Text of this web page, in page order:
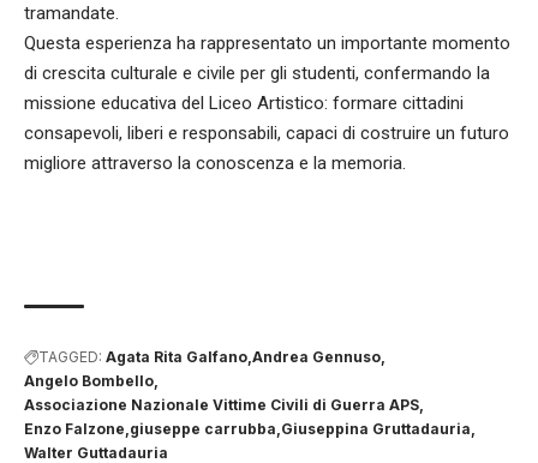
tramandate.
Questa esperienza ha rappresentato un importante momento
di crescita culturale e civile per gli studenti, confermando la
missione educativa del Liceo Artistico: formare cittadini
consapevoli, liberi e responsabili, capaci di costruire un futuro
migliore attraverso la conoscenza e la memoria.
TAGGED: Agata Rita Galfano Andrea Gennuso
Angelo Bombello
Associazione Nazionale Vittime Civili di Guerra APS
Enzo Falzone giuseppe carrubba Giuseppina Gruttadauria
Walter Guttadauria